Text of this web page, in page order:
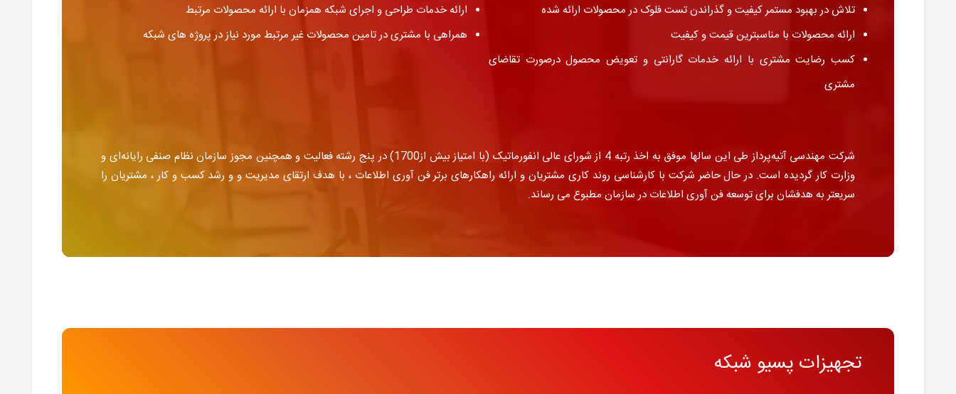
تلاش در بهبود مستمر کیفیت و گذراندن تست فلوک در محصولات ارائه شده
ارائه محصولات با مناسبترین قیمت و کیفیت
کسب رضایت مشتری با ارائه خدمات گارانتی و تعویض محصول درصورت تقاضای
مشتری
ارائه خدمات طراحی و اجرای شبکه همزمان با ارائه محصولات مرتبط
همراهی با مشتری در تامین محصولات غیر مرتبط مورد نیاز در پروژه های شبکه
شرکت مهندسی آتیه‌پرداز طی این سالها موفق به اخذ رتبه 4 از شورای عالی انفورماتیک (با امتیاز بیش از1700) در پنج رشته فعالیت و همچنین مجوز سازمان نظام صنفی رایانه‌ای و
وزارت کار گردیده است. در حال حاضر شرکت با کارشناسی روند کاری مشتریان و ارائه راهکارهای برتر فن آوری اطلاعات ، با هدف ارتقای مدیریت و و رشد کسب و کار ، مشتریان را
سریعتر به هدفشان برای توسعه فن آوری اطلاعات در سازمان مطبوع می رساند.
تجهیزات پسیو شبکه